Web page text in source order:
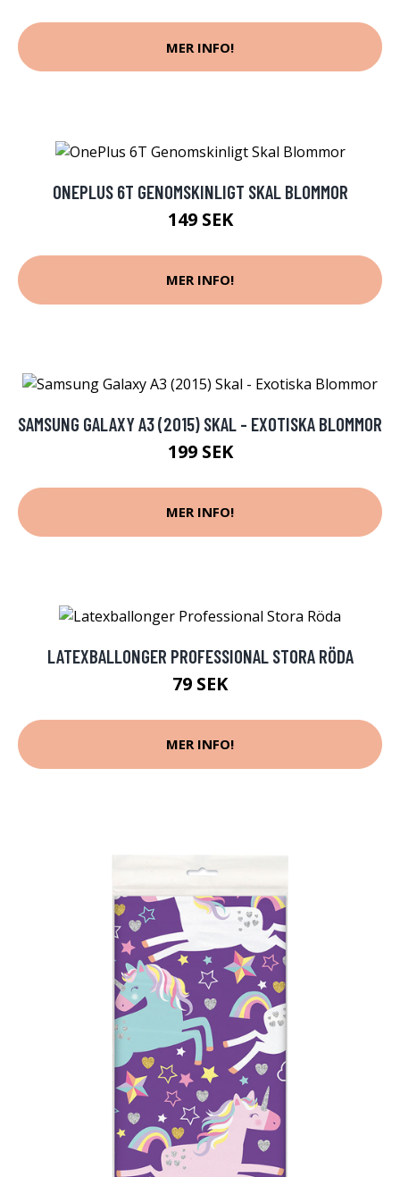
MER INFO!
ONEPLUS 6T GENOMSKINLIGT SKAL BLOMMOR
149 SEK
MER INFO!
SAMSUNG GALAXY A3 (2015) SKAL - EXOTISKA BLOMMOR
199 SEK
MER INFO!
LATEXBALLONGER PROFESSIONAL STORA RÖDA
79 SEK
MER INFO!